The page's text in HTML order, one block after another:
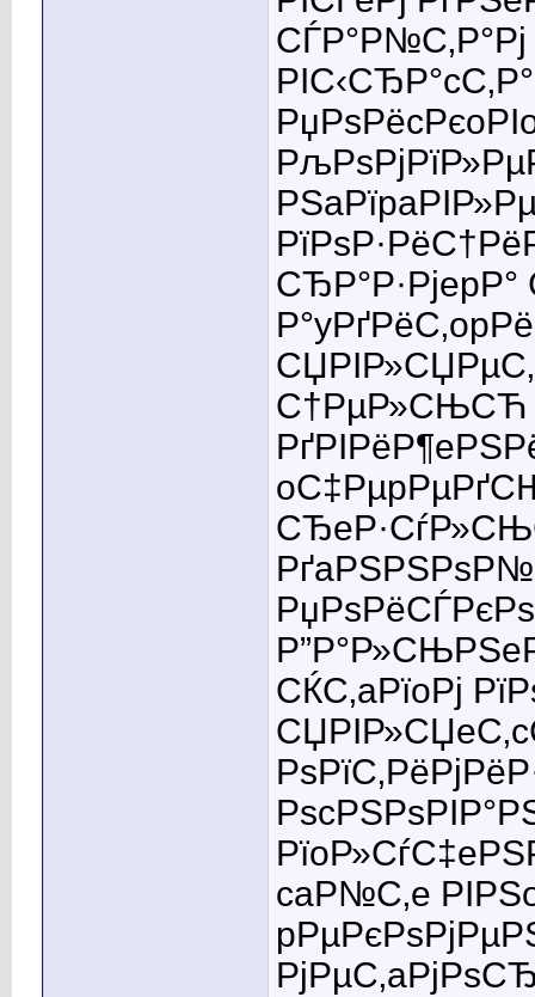
С†РµР»СЊСЋ
РґaРЅРЅРѕР№
СЌС‚aРїoРј
caР№С‚e